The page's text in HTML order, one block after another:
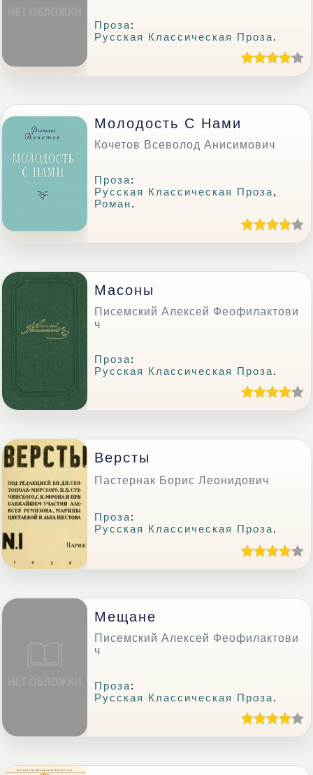
Проза:
Русская Классическая Проза.
Молодость С Нами
Кочетов Всеволод Анисимович
Проза:
Русская Классическая Проза,
Роман.
Масоны
Писемский Алексей Феофилактови
ч
Проза:
Русская Классическая Проза.
Версты
Пастернак Борис Леонидович
Проза:
Русская Классическая Проза.
Мещане
Писемский Алексей Феофилактови
ч
Проза:
Русская Классическая Проза.